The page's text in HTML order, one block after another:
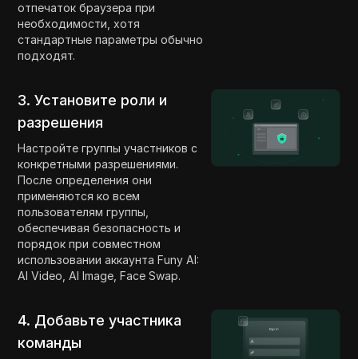
отпечаток браузера при
необходимости, хотя
стандартные параметры обычно
подходят.
3. Установите роли и
разрешения
Настройте группы участников с
конкретными разрешениями.
После определения они
применяются ко всем
пользователям группы,
обеспечивая безопасность и
порядок при совместном
использовании аккаунта Funy AI:
AI Video, AI Image, Face Swap.
4. Добавьте участника
команды